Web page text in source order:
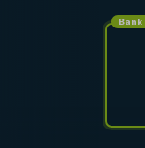
Bank